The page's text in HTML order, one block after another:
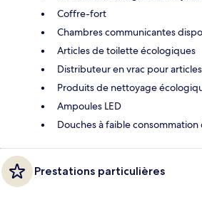
Coffre-fort
Chambres communicantes
Articles de toilette écologiques
Distributeur en vrac pour
Produits de nettoyage
Ampoules LED
Douches à faible
Prestations particulières